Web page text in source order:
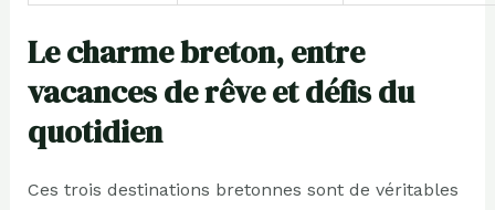
Le charme breton, entre
vacances de rêve et défis du
quotidien
Ces trois destinations bretonnes sont de véritables